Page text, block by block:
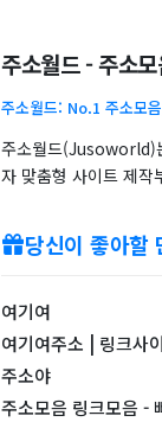
주소월드 - 주소
주소월드: No.1 주소모
주소월드(Jusoworld)
자 맞춤형 사이트 제작
당신이 좋아할
여기여
여기여주소 | 링크사
주소야
주소모음 링크모음 -